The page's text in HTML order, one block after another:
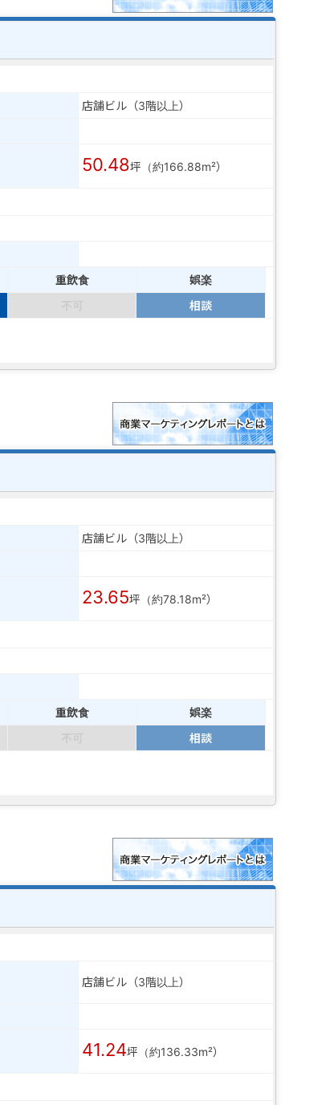
店舗ビル（3階以上）
50.48坪（約166.88m²）
重飲食
娯楽
相談
店舗ビル（3階以上）
23.65坪（約78.18m²）
重飲食
娯楽
相談
店舗ビル（3階以上）
41.24坪（約136.33m²）